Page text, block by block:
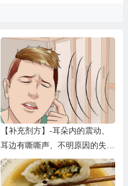
【补充剂方】-耳朵内的震动、
耳边有嘶嘶声、不明原因的失
聪、耳朵中的爆破声